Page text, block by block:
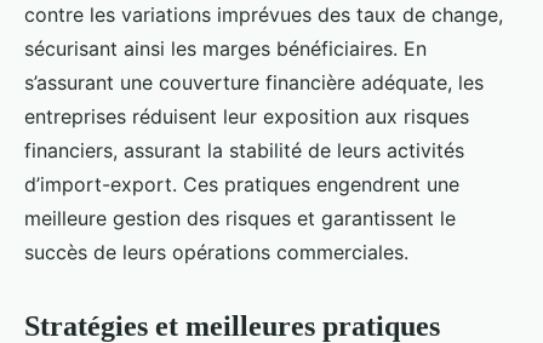
contre les variations imprévues des taux de change,
sécurisant ainsi les marges bénéficiaires. En
s’assurant une couverture financière adéquate, les
entreprises réduisent leur exposition aux risques
financiers, assurant la stabilité de leurs activités
d’import-export. Ces pratiques engendrent une
meilleure gestion des risques et garantissent le
succès de leurs opérations commerciales.
Stratégies et meilleures pratiques